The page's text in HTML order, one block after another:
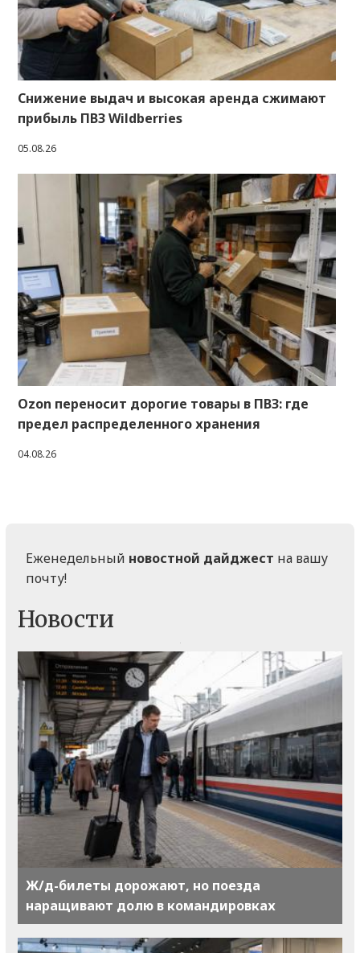
Снижение выдач и высокая аренда сжимают
прибыль ПВЗ Wildberries
05.08.26
Ozon переносит дорогие товары в ПВЗ: где
предел распределенного хранения
04.08.26
Еженедельный новостной дайджест на вашу
почту!
Новости
Ж/д-билеты дорожают, но поезда
наращивают долю в командировках